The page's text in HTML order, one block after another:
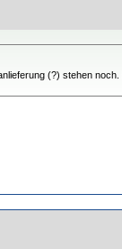
(?) stehen